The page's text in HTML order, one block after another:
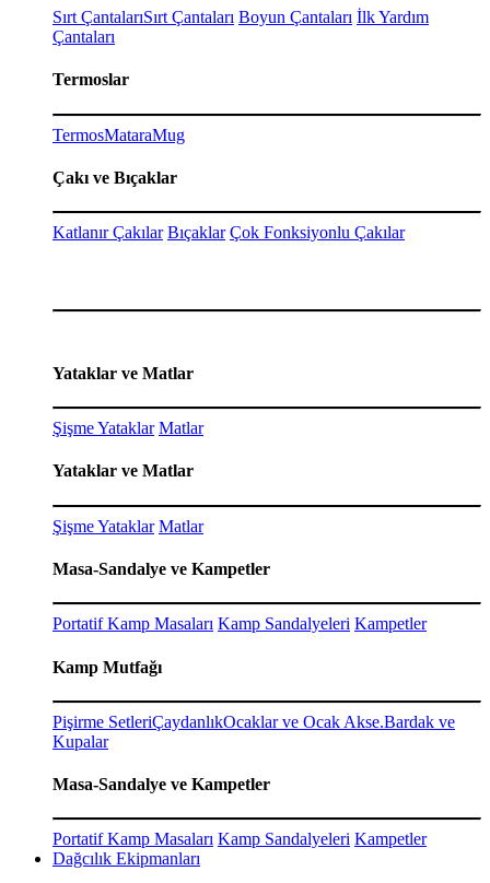
Sırt ÇantalarıSırt Çantaları Boyun Çantaları İlk Yardım
Çantaları
Termoslar
TermosMataraMug
Çakı ve Bıçaklar
Katlanır Çakılar Bıçaklar Çok Fonksiyonlu Çakılar
Yataklar ve Matlar
Şişme Yataklar Matlar
Yataklar ve Matlar
Şişme Yataklar Matlar
Masa-Sandalye ve Kampetler
Portatif Kamp Masaları Kamp Sandalyeleri Kampetler
Kamp Mutfağı
Pişirme SetleriÇaydanlıkOcaklar ve Ocak Akse.Bardak ve
Kupalar
Masa-Sandalye ve Kampetler
Portatif Kamp Masaları Kamp Sandalyeleri Kampetler
Dağcılık Ekipmanları